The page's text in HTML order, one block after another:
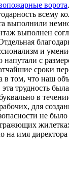
ворота
всему
выполнили
выполнен
и
с
сроки
том, что наш
трудность
в
для
не было
на имя